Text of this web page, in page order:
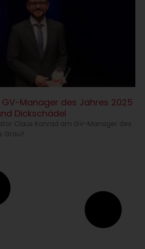
Manager des Jahres 2025
Dickschädel
Claus Konrad am GV-Manager des
Grau?